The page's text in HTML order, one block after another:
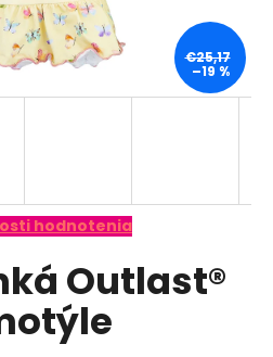
hodnotenia
Outlast®
€25,17
–19 %